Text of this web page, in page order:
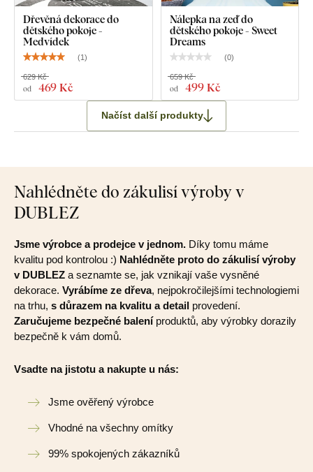
Dřevěná dekorace do
dětského pokoje -
Medvídek
(1)
od 469 Kč
629 Kč
Nálepka na zeď do
dětského pokoje - Sweet
Dreams
(0)
od 499 Kč
659 Kč
Načíst další produkty
Nahlédněte do zákulisí výroby v
DUBLEZ
Jsme výrobce a prodejce v jednom. Díky tomu máme
kvalitu pod kontrolou :) Nahlédněte proto do zákulisí výroby
v DUBLEZ a seznamte se, jak vznikají vaše vysněné
dekorace. Vyrábíme ze dřeva, nejpokročilejšími technologiemi
na trhu, s důrazem na kvalitu a detail provedení.
Zaručujeme bezpečné baleníproduktů, aby výrobky dorazily
bezpečně k vám domů.
Vsadte na jistotu a nakupte u nás:
Jsme ověřený výrobce
Vhodné na všechny omítky
99% spokojených zákazníků